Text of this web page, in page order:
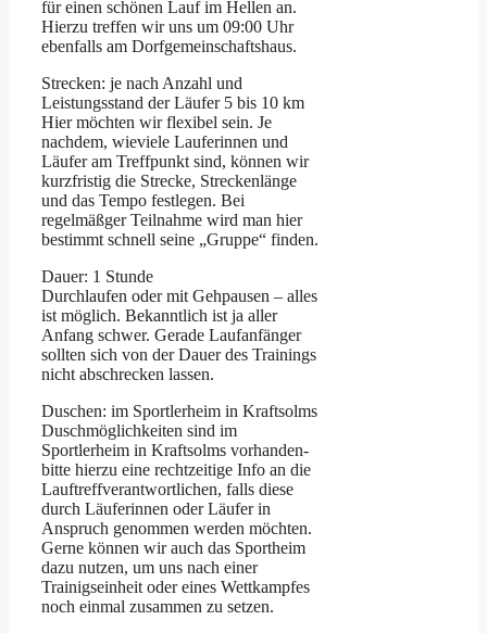
für einen schönen Lauf im Hellen an.
Hierzu treffen wir uns um 09:00 Uhr
ebenfalls am Dorfgemeinschaftshaus.
Strecken: je nach Anzahl und
Leistungsstand der Läufer 5 bis 10 km
Hier möchten wir flexibel sein. Je
nachdem, wieviele Lauferinnen und
Läufer am Treffpunkt sind, können wir
kurzfristig die Strecke, Streckenlänge
und das Tempo festlegen. Bei
regelmäßger Teilnahme wird man hier
bestimmt schnell seine „Gruppe“ finden.
Dauer: 1 Stunde
Durchlaufen oder mit Gehpausen – alles
ist möglich. Bekanntlich ist ja aller
Anfang schwer. Gerade Laufanfänger
sollten sich von der Dauer des Trainings
nicht abschrecken lassen.
Duschen: im Sportlerheim in Kraftsolms
Duschmöglichkeiten sind im
Sportlerheim in Kraftsolms vorhanden-
bitte hierzu eine rechtzeitige Info an die
Lauftreffverantwortlichen, falls diese
durch Läuferinnen oder Läufer in
Anspruch genommen werden möchten.
Gerne können wir auch das Sportheim
dazu nutzen, um uns nach einer
Trainigseinheit oder eines Wettkampfes
noch einmal zusammen zu setzen.